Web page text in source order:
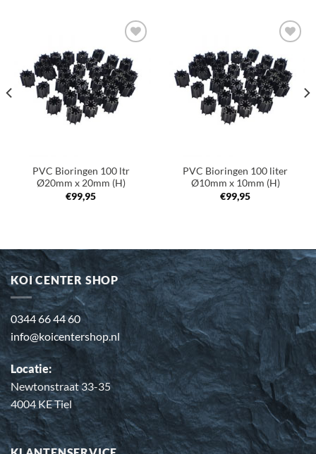
Toevoegen
aan
verlanglijst
PVC Bioringen 100 ltr
Ø20mm x 20mm (H)
€99,95
Toevoegen
aan
verlanglijst
PVC Bioringen 100 liter
Ø10mm x 10mm (H)
€99,95
KOI CENTER SHOP
0344 66 44 60
info@koicentershop.nl
Locatie:
Newtonstraat 33-35
4004 KE Tiel